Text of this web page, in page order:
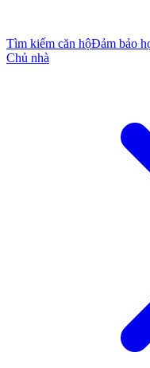
Tìm kiếm căn hộĐảm bảo
Chủ nhà